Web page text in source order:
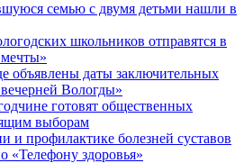
семью с двумя детьми нашли в
школьников отправятся в
объявлены даты заключительных
Вологды»
готовят общественных
выборам
и профилактике болезней суставов
«Телефону здоровья»